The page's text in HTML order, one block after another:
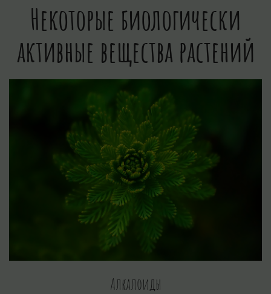
Некоторые биологически
активные вещества растений
Алкалоиды